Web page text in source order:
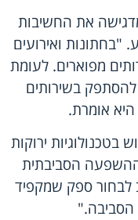
את החשיבות
"בחתונות ואירועים
מפוארים. לעומת
להסתפק בשירותים
היא אומרת.
בטכנולוגיות ירוקות
ההשפעה הסביבתית
לבחור ספק שמקפיד
הסביבה."